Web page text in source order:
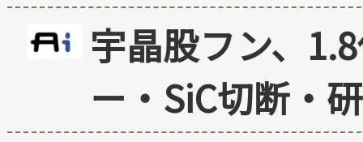
宇晶股フン、
ー・SiC切断・